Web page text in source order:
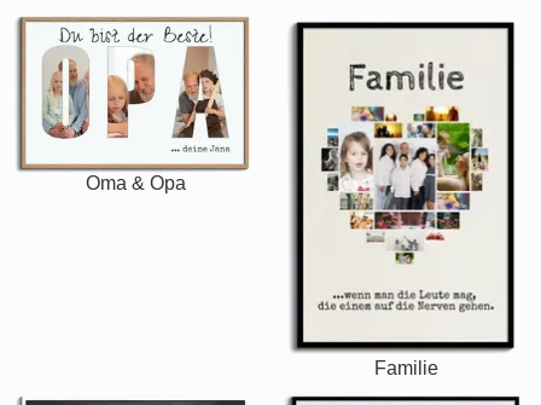
Oma & Opa
Familie